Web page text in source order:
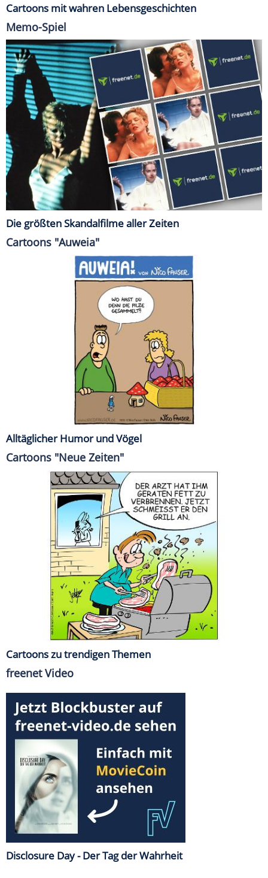
Cartoons mit wahren Lebensgeschichten
Memo-Spiel
Die größten Skandalfilme aller Zeiten
Cartoons "Auweia"
Alltäglicher Humor und Vögel
Cartoons "Neue Zeiten"
Cartoons zu trendigen Themen
freenet Video
Disclosure Day - Der Tag der Wahrheit